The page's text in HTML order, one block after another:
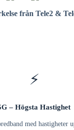
från Tele2 &
⚡
– Högsta Hastighet
med hastigheter